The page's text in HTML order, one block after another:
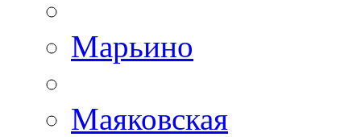
Марьино
Маяковская